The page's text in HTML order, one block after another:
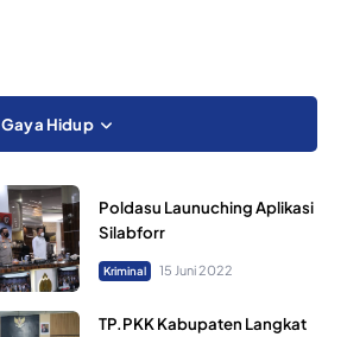
Gaya Hidup
Poldasu Launuching Aplikasi
Silabforr
Kriminal 15 Juni 2022
TP.PKK Kabupaten Langkat